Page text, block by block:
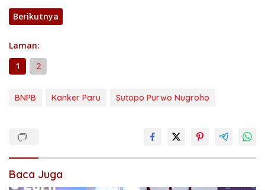
Berikutnya
Laman:
1
2
BNPB Kanker Paru Sutopo Purwo Nugroho
Baca Juga